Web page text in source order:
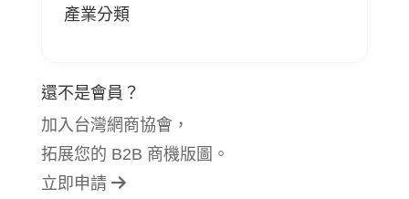
產業分類
還不是會員？
加入台灣網商協會，
拓展您的 B2B 商機版圖。
立即申請